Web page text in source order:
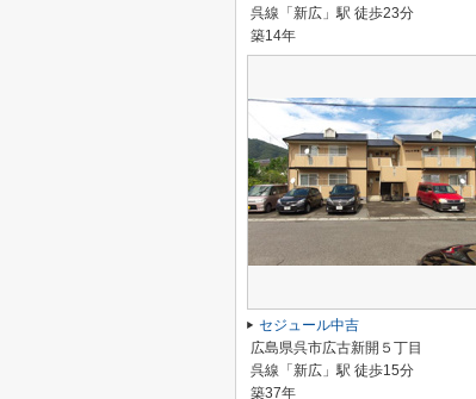
呉線「新広」駅 徒歩23分
築14年
セジュール中吉
広島県呉市広古新開５丁目
呉線「新広」駅 徒歩15分
築37年